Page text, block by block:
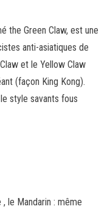
the Green Claw, est une
anti-asiatiques de
et le Yellow Claw
(façon King Kong).
style savants fous
, le Mandarin : même